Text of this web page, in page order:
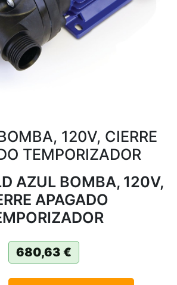
120V, CIERRE
TEMPORIZADOR
AZUL BOMBA, 120V,
APAGADO
680,63 €